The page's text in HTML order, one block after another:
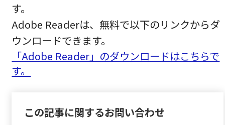
す。
Adobe Readerは、無料で以下のリンクからダ
ウンロードできます。
「Adobe Reader」のダウンロードはこちらで
す。
この記事に関するお問い合わせ